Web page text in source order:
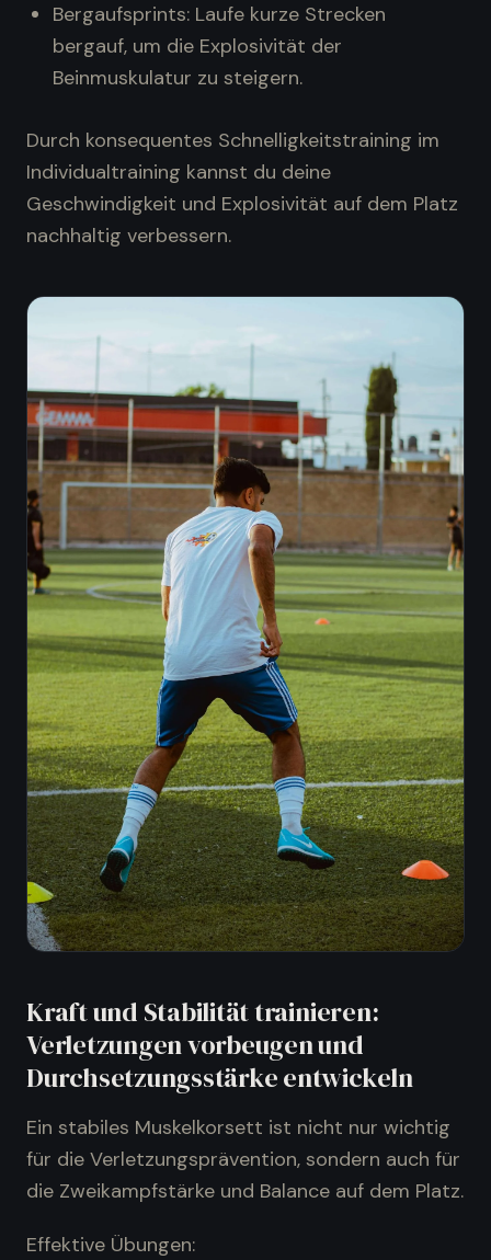
Vereinsführung:Verein besser organisieren
Trainingsalltag:Training leichter planen
Spieler & Verein:Spieler besser begleiten
Bergaufsprints: Laufe kurze Strecken
bergauf, um die Explosivität der
Beinmuskulatur zu steigern.
Durch konsequentes Schnelligkeitstraining im
Individualtraining kannst du deine
Geschwindigkeit und Explosivität auf dem Platz
nachhaltig verbessern.
Kraft und Stabilität trainieren:
Verletzungen vorbeugen und
Durchsetzungsstärke entwickeln
Ein stabiles Muskelkorsett ist nicht nur wichtig
für die Verletzungsprävention, sondern auch für
die Zweikampfstärke und Balance auf dem Platz.
Effektive Übungen: